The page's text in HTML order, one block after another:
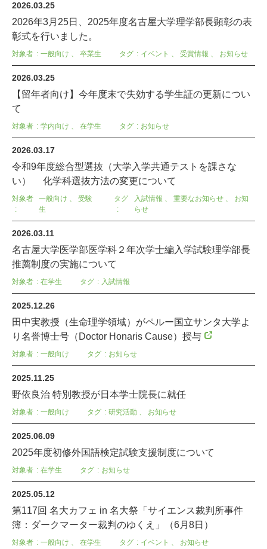
2026.03.25
2026年3月25日、2025年度名古屋大学理学部長顕彰の表
彰式を行いました。
対象者 一般向け 、 卒業生 タグ イベント 、 受賞情報 、 お知らせ
2026.03.25
【留年者向け】今年度末で失効する学生証の更新につい
て
対象者 学内向け 、 在学生 タグ お知らせ
2026.03.17
令和9年度総合型選抜（大学入学共通テストを課さな
い） 化学科選抜方法の変更について
対象者 一般向け 、受験
生
タグ 入試情報 、 重要なお知らせ、 お知
らせ
2026.03.11
名古屋大学医学部医学科２年次学士編入学試験理学部長
推薦制度の実施について
対象者 在学生 タグ 入試情報
2025.12.26
田中実教授（生命理学領域）がペルー国立サンタ大学よ
り名誉博士号（Doctor Honaris Cause）授与
対象者 一般向け タグ お知らせ
2025.11.25
野依良治 特別教授が日本学士院長に就任
対象者 一般向け タグ 研究活動 、 お知らせ
2025.06.09
2025年度初修外国語検定試験支援制度について
対象者 在学生 タグ お知らせ
2025.05.12
第117回 名大カフェ in 名大祭「サイエンス裁判所事件
簿：ダークマーター裁判のゆくえ」（6月8日）
対象者 一般向け 、 在学生 タグ イベント 、 お知らせ